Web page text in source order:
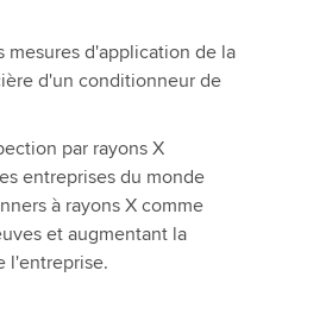
mesures d'application de la
d'un conditionneur de
par rayons X
entreprises du monde
à rayons X comme
et augmentant la
l'entreprise.